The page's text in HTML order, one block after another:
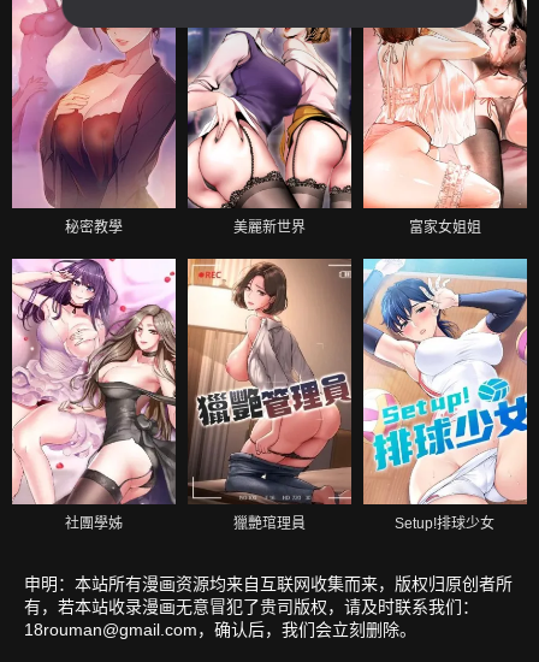
秘密教學 美麗新世界 富家女姐姐
社團學姊 獵艷琯理員 Setup!排球少女
申明：本站所有漫画资源均来自互联网收集而来，版权归原创者所
有，若本站收录漫画无意冒犯了贵司版权，请及时联系我们：
18rouman@gmail.com，确认后，我们会立刻删除。